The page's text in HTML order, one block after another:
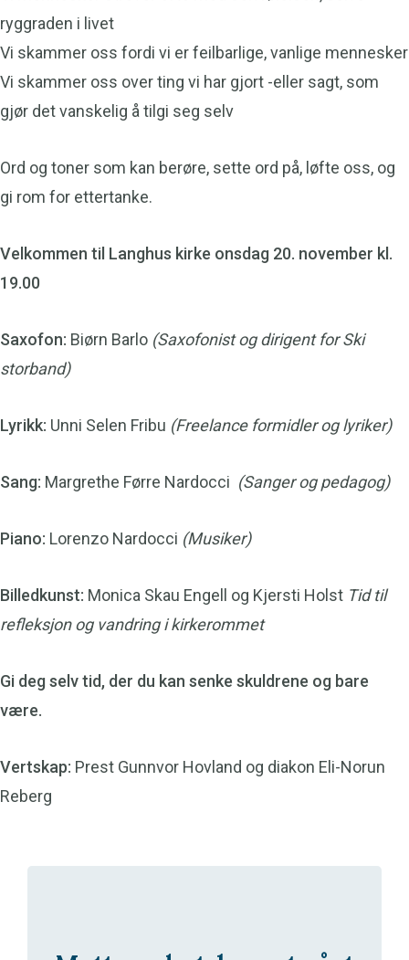
ryggraden i livet
Vi skammer oss fordi vi er feilbarlige, vanlige mennesker
Vi skammer oss over ting vi har gjort -eller sagt, som
gjør det vanskelig å tilgi seg selv
Ord og toner som kan berøre, sette ord på, løfte oss, og
gi rom for ettertanke.
Velkommen til Langhus kirke onsdag 20. november kl.
19.00
Saxofon: Biørn Barlo (Saxofonist og dirigent for Ski
storband)
Lyrikk: Unni Selen Fribu (Freelance formidler og lyriker)
Sang: Margrethe Førre Nardocci (Sanger og pedagog)
Piano: Lorenzo Nardocci (Musiker)
Billedkunst: Monica Skau Engell og Kjersti Holst Tid til
refleksjon og vandring i kirkerommet
Gi deg selv tid, der du kan senke skuldrene og bare
være.
Vertskap: Prest Gunnvor Hovland og diakon Eli-Norun
Reberg